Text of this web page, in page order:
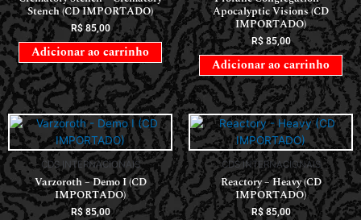
Stench (CD IMPORTADO)
R$85,00
Adicionar ao carrinho
Apocalyptic Visions (CD
IMPORTADO)
R$85,00
Adicionar ao carrinho
CDS INTERNACIONAIS
Varzoroth – Demo I (CD
IMPORTADO)
R$85,00
CDS INTERNACIONAIS
Reactory – Heavy (CD
IMPORTADO)
R$85,00